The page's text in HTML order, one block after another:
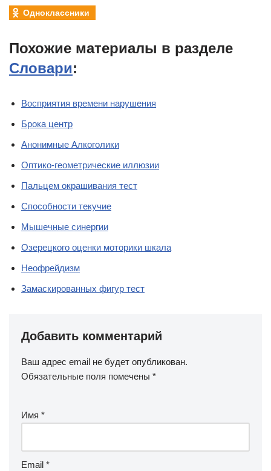
Одноклассники
Похожие материалы в разделе
Словари:
Восприятия времени нарушения
Брока центр
Анонимные Алкоголики
Оптико-геометрические иллюзии
Пальцем окрашивания тест
Способности текучие
Мышечные синергии
Озерецкого оценки моторики шкала
Неофрейдизм
Замаскированных фигур тест
Добавить комментарий
Ваш адрес email не будет опубликован.
Обязательные поля помечены *
Имя *
Email *